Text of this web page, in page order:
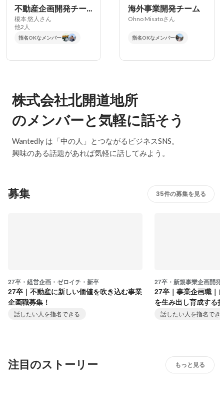
不動産企画開発チーム
榎本 悠人さん
他2人
指名OKなメンバー
海外事業開発チーム
Ohno Misatoさん
指名OKなメンバー
株式会社北開道地所
のメンバーと気軽に話そう
Wantedly は「中の人」とつながるビジネスSNS。
興味のある話題があれば気軽に話してみよう。
募集 35件の募集を見る
27卒・経営企画・ゼロイチ・新卒
27卒｜不動産に新しい価値を吹き込む事業
企画職募集！
話したい人を指名できる
27卒・新規事業企画開発
27卒｜事業企画職｜
を生み出し育成する
話したい人を指名でき
注目のストーリー もっと見る